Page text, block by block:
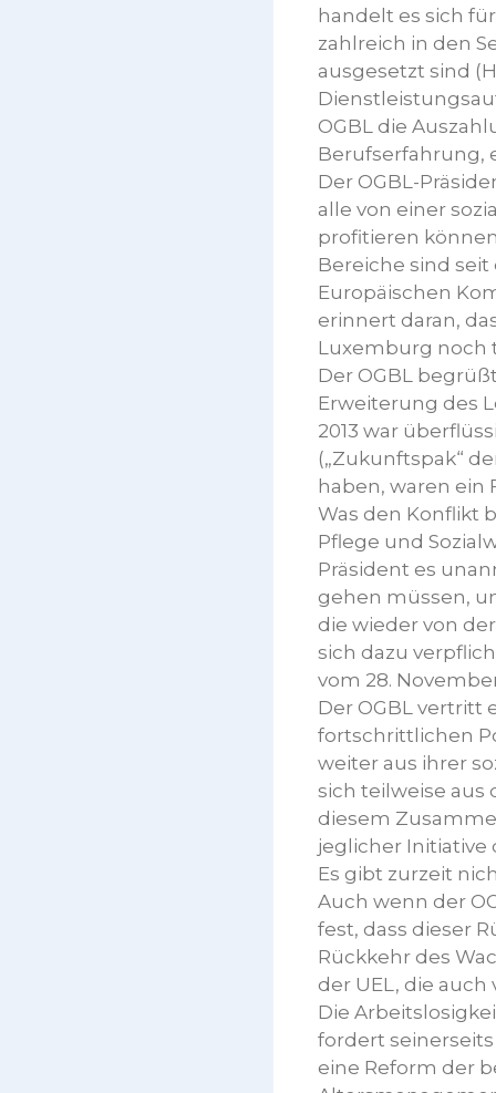
handelt es sich
zahlreich in den
ausgesetzt sind
OGBL die
Berufserfahrung,
Der OGBL-
alle von einer
profitieren
Bereiche sind
Europäischen
erinnert daran,
Luxemburg noch
Der OGBL
Erweiterung des
2013 war
(„Zukunftspak“
haben, waren ein
Was den Konflikt
Pflege und
Präsident es
gehen müssen,
die wieder von
sich dazu
vom 28.
Der OGBL vertritt
fortschrittlichen
weiter aus ihrer
sich teilweise aus
diesem
jeglicher Initiative
Es gibt zurzeit
Auch wenn der
fest, dass dieser
Rückkehr des
der UEL, die
Die
fordert
eine Reform der